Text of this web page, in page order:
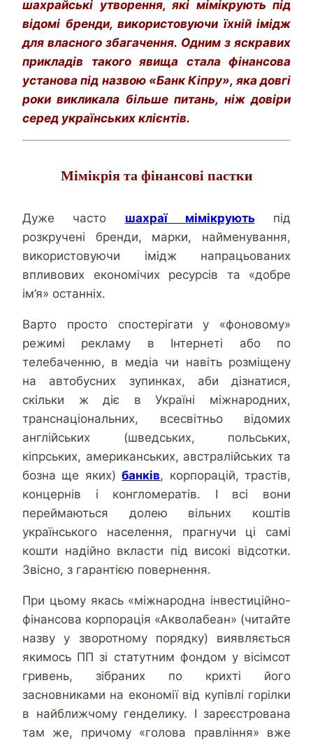
шахрайські утворення, які мімікрують під
відомі бренди, використовуючи їхній імідж
для власного збагачення. Одним з яскравих
прикладів такого явища стала фінансова
установа під назвою «Банк Кіпру», яка довгі
роки викликала більше питань, ніж довіри
серед українських клієнтів.
Мімікрія та фінансові пастки
Дуже часто шахраї мімікруютьпід
розкручені бренди, марки, найменування,
використовуючи імідж напрацьованих
впливових економічих ресурсів та «добре
ім’я» останніх.
Варто просто спостерігати у «фоновому»
режимі рекламу в Інтернеті або по
телебаченню, в медіа чи навіть розміщену
на автобусних зупинках, аби дізнатися,
скільки ж діє в Україні міжнародних,
транснаціональних, всесвітньо відомих
англійських (шведських, польських,
кіпрських, американських, австралійських та
бозна ще яких)банків, корпорацій, трастів,
концернів і конгломератів. І всі вони
переймаються долею вільних коштів
українського населення, прагнучи ці самі
кошти надійно вкласти під високі відсотки.
Звісно, з гарантією повернення.
При цьому якась «міжнародна інвестиційно-
фінансова корпорація «Акволабеан» (читайте
назву у зворотному порядку) виявляється
якимось ПП зі статутним фондом у вісімсот
гривень, зібраних по крихті його
засновниками на економії від купівлі горілки
в найближчому генделику. І зареєстрована
там же, причому «голова правління» вже